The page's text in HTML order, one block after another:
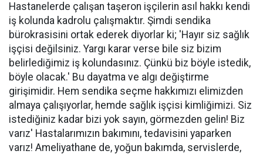
Hastanelerde çalışan taşeron işçilerin asıl hakkı kendi
iş kolunda kadrolu çalışmaktır. Şimdi sendika
bürokrasisini ortak ederek diyorlar ki; 'Hayır siz sağlık
işçisi değilsiniz. Yargı karar verse bile siz bizim
belirlediğimiz iş kolundasınız. Çünkü biz böyle istedik,
böyle olacak.' Bu dayatma ve algı değiştirme
girişimidir. Hem sendika seçme hakkımızı elimizden
almaya çalışıyorlar, hemde sağlık işçisi kimliğimizi. Siz
istediğiniz kadar bizi yok sayın, görmezden gelin! Biz
varız' Hastalarımızın bakımını, tedavisini yaparken
varız! Ameliyathane de, yoğun bakımda, servislerde,